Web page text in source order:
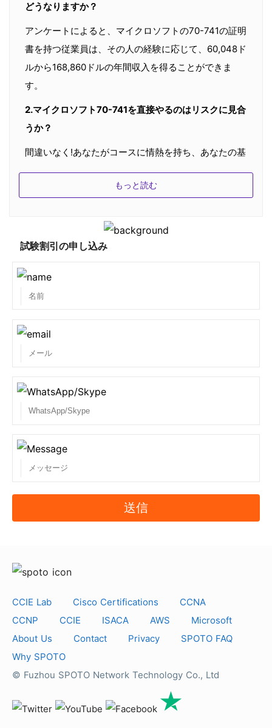
どうなりますか？
アンケートによると、マイクロソフトの70-741の証明
書を持つ従業員は、その人の経験に応じて、60,048ド
ルから168,860ドルの年間収入を得ることができま
す。
2.マイクロソフト70-741を直接やるのはリスクに見合
うか？
間違いなく!あなたがコースに情熱を持ち、あなたの基
礎が非常に明確であれば、あなたは、Microsoft 70-
741を追求するリスクを取る必要があります。 There
certification requirement & training for the same.
But if you have decided to take it, never take its
the exam with ease with their reliable Study
Dumps.
りますか？
有効な、実際の資料を提供するので、あなたは簡単に
Microsoftの70-741試験を準備し、取得することがで
は、最高で最も更新されたMicrosoft 70-741問題集ス
ですべての私たちの尊敬の学生に本物の質問を提供し
ていることを保証します。SPOTOCLUBは101％の合
高収入の仕事に就きやすく、また、現在の仕事でも十
分な昇給が期待できます。 Microsoft 70-741の認定
を受けた専門家は、より高いレベルの指定が提供され
ます。 Microsoft 70-741認定資格は世界で最も厳し
Microsoft 70-741はあなたにとって福音となることで
もっと読む
試験割引の申し込み
送信
CCIE Lab Cisco Certifications
CCNA
CCNP
CCIE ISACA AWS
Microsoft
About Us
Contact Privacy
SPOTO FAQ
Why SPOTO
© Fuzhou SPOTO Network Technology Co., Ltd